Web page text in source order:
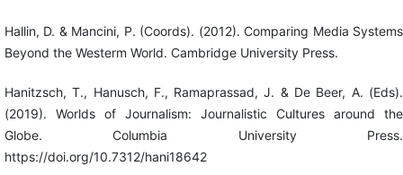
Hallin, D. & Mancini, P. (Coords). (2012). Comparing Media Systems
Beyond the Westerm World. Cambridge University Press.
Hanitzsch, T., Hanusch, F., Ramaprassad, J. & De Beer, A. (Eds).
(2019). Worlds of Journalism: Journalistic Cultures around the
Globe. Columbia University Press.
https://doi.org/10.7312/hani18642